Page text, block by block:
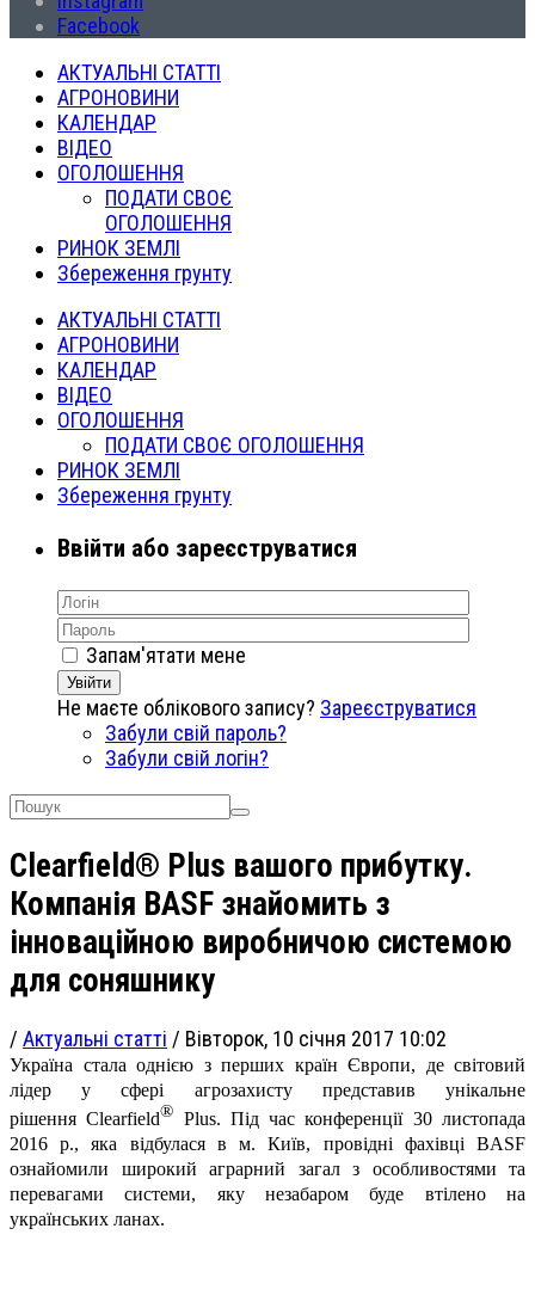
Facebook
АКТУАЛЬНІ СТАТТІ
АГРОНОВИНИ
КАЛЕНДАР
ВІДЕО
ОГОЛОШЕННЯ
ПОДАТИ СВОЄ
ОГОЛОШЕННЯ
РИНОК ЗЕМЛІ
Збереження грунту
АКТУАЛЬНІ СТАТТІ
АГРОНОВИНИ
КАЛЕНДАР
ВІДЕО
ОГОЛОШЕННЯ
ПОДАТИ СВОЄ ОГОЛОШЕННЯ
РИНОК ЗЕМЛІ
Збереження грунту
Ввійти або зареєструватися
Запам'ятати мене
Увійти
Не маєте облікового запису? Зареєструватися
Забули свій пароль?
Забули свій логін?
Clearfield® Plus вашого прибутку.
Компанія BASF знайомить з
інноваційною виробничою системою
для соняшнику
/ Актуальні статті / Вівторок, 10 січня 2017 10:02
Україна стала однією з перших країн Європи, де світовий
лідер у сфері агрозахисту представив унікальне
рішенняClearfield® Plus. Під час конференції 30 листопада
2016 р., яка відбулася в м. Київ, провідні фахівці BASF
ознайомили широкий аграрний загал з особливостями та
перевагами системи, яку незабаром буде втілено на
українських ланах.